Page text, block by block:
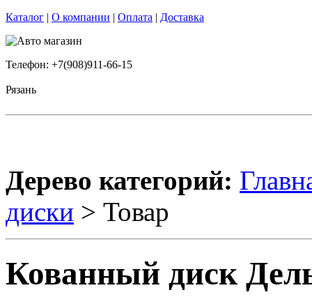
Каталог | О компании | Оплата | Доставка
Телефон: +7(908)911-66-15
Рязань
Дерево категорий:
диски > Товар
Кованный диск